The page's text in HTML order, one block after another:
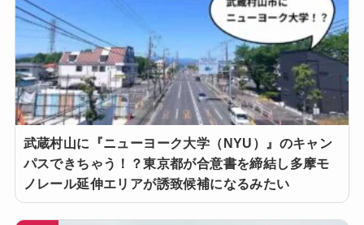
武蔵村山に『ニューヨーク大学（NYU）』のキャン
パスできちゃう！？東京都が合意書を締結し多摩モ
ノレール延伸エリアが誘致候補になるみたい